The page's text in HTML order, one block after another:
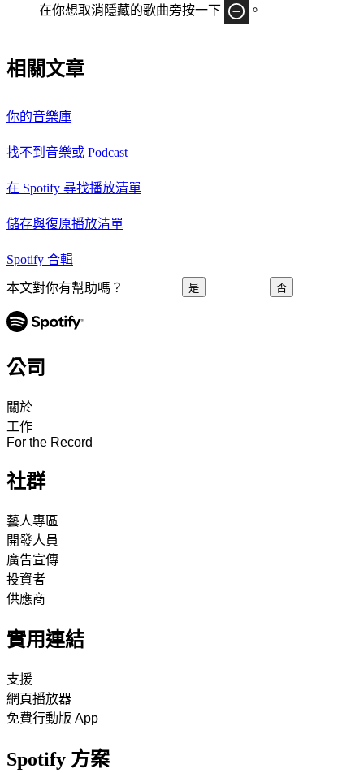
在你想取消隱藏的歌曲旁按一下 。
相關文章
你的音樂庫
找不到音樂或 Podcast
在 Spotify 尋找播放清單
儲存與復原播放清單
Spotify 合輯
本文對你有幫助嗎？ 是 否
公司
關於
工作
For the Record
社群
藝人專區
開發人員
廣告宣傳
投資者
供應商
實用連結
支援
網頁播放器
免費行動版 App
Spotify 方案